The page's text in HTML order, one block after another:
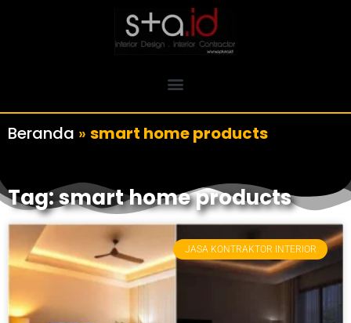
Beranda » smart home products
Tag: smart home products
JASA KONTRAKTOR INTERIOR